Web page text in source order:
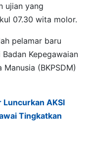
ujian yang
07.30 wita molor.
pelamar baru
Kepegawaian
(BKPSDM)
Luncurkan AKSI
Tingkatkan